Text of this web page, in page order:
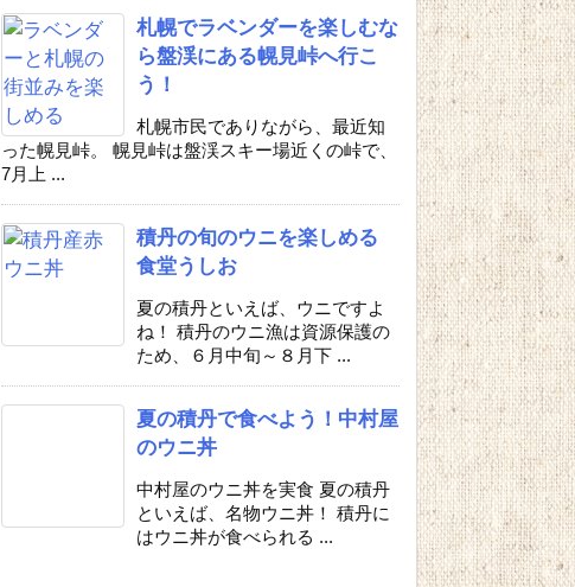
札幌でラベンダーを楽しむな
ら盤渓にある幌見峠へ行こ
う！
札幌市民でありながら、最近知
った幌見峠。 幌見峠は盤渓スキー場近くの峠で、
7月上 ...
積丹の旬のウニを楽しめる
食堂うしお
夏の積丹といえば、ウニですよ
ね！ 積丹のウニ漁は資源保護の
ため、６月中旬～８月下 ...
夏の積丹で食べよう！中村屋
のウニ丼
中村屋のウニ丼を実食 夏の積丹
といえば、名物ウニ丼！ 積丹に
はウニ丼が食べられる ...